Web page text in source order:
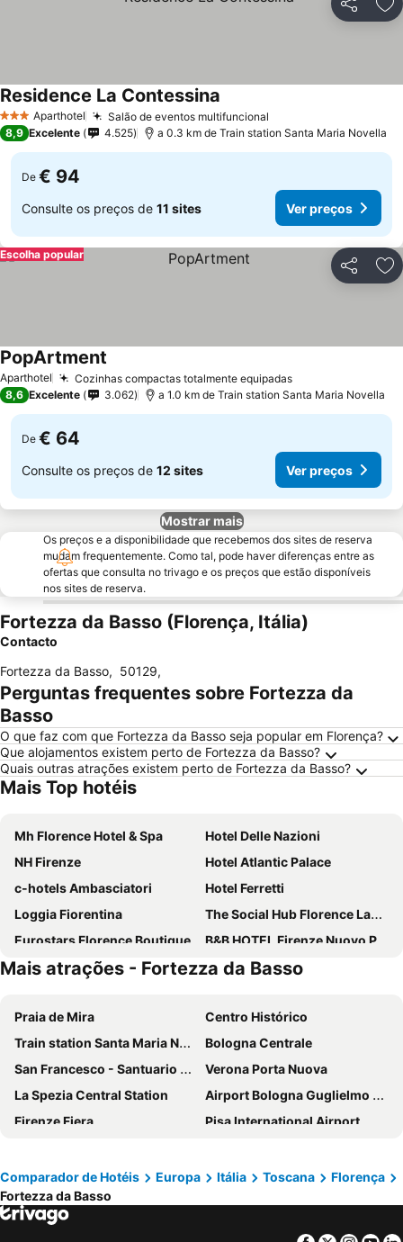
Partilhar
3 EstrelasAparthotel Salão de eventos multifuncional
Residence La Contessina
8,9 Excelente 4.525 a 0.3 km de Train station Santa Maria Novella
De € 94
Consulte os preços de 11 sites Ver preços
Partilhar
Escolha popular
Aparthotel Cozinhas compactas totalmente equipadasVer preços
PopArtment
8,6 Excelente 3.062 a 1.0 km de Train station Santa Maria Novella
De € 64
Consulte os preços de 12 sites Ver preços
Mostrar mais
Os preços e a disponibilidade que recebemos dos sites de reserva
mudam frequentemente. Como tal, pode haver diferenças entre as
ofertas que consulta no trivago e os preços que estão disponíveis
nos sites de reserva.
Fortezza da Basso (Florença, Itália)
Contacto
Fortezza da Basso, 50129,
Perguntas frequentes sobre Fortezza da
Basso
O que faz com que Fortezza da Basso seja popular em Florença?
Que alojamentos existem perto de Fortezza da Basso?
Quais outras atrações existem perto de Fortezza da Basso?
Mais Top hotéis
Mh Florence Hotel & Spa
Hotel Delle Nazioni
NH Firenze
Hotel Atlantic Palace
c-hotels Ambasciatori
Hotel Ferretti
Loggia Fiorentina
The Social Hub Florence Lavagnini
Eurostars Florence Boutique
B&B HOTEL Firenze Nuovo Palazzo Di Giustizia
Italiana Hotels Florence
Select Executive Residence
Hotel Rex
Hotel Beatrice
Hotel Grifone Firenze
Hotel Duomo Firenze
Hotel Luxor Florence
Il Pitti Soggiorno
Hotel Lungarno
Hotel Mirage
Arcadia
Florence Old Bridge B&B
Hotel Mia Cara & Spa
Real
Hotel S.Giorgio & Olimpic
Hotel Alex
Mais atrações - Fortezza da Basso
Praia de Mira
Centro Histórico
Train station Santa Maria Novella
Bologna Centrale
San Francesco - Santuario della Madonna di Fatima
Verona Porta Nuova
La Spezia Central Station
Airport Bologna Guglielmo Marconi
Firenze Fiera
Pisa International Airport
Santa Maria Novella
Arena de Verona
La Basilica di sant'Antonio di Padova
Cosmoprof
Comparador de Hotéis Europa Itália Toscana
Florença
Fortezza da Basso